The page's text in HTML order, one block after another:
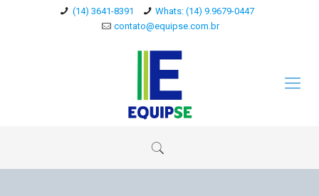
(14) 3641-8391
Whats: (14) 9.9679-0447
contato@equipse.com.br